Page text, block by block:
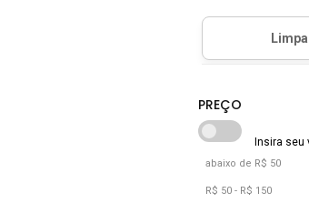
Caramelo
Castanho
Jeans
Laranja
abaixo de R$ 50
R$ 50 - R$ 150